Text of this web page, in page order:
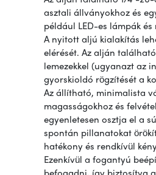
asztali állványokhoz és
például LED-es lámpák
A nyitott aljú kialakítás
elérését. Az alján
lemezekkel (ugyanazt az
gyorskioldó rögzítését a
Az állítható, minimalista
magasságokhoz és
egyenletesen osztja el a
spontán pillanatokat
hatékony és rendkívül
Ezenkívül a fogantyú